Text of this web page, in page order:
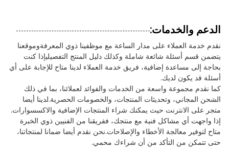
الدعم والخدمات:
نقدم خدمة العملاء على مدار الساعة مع موظفينا ذوي المعرفةوموقعنا
يتضمن قسم أسئلة شائعة شاملة وكذلك دليل المنتج التفصيليإذا كنت
بحاجة إلى مساعدة إضافية، فريق خدمة العملاء لدينا متاح للإجابة على أي
أسئلة قد يكون لديك.
كما نقدم مجموعة واسعة من الخدمات والفوائد لعملائنا، بما في ذلك
الشحن المجاني، وتحديثات المنتجات، والخصومات الحصرية.لدينا أيضا
متجر على الانترنت حيث يمكنك شراء المنتجات الإضافية والاكسسوارات.
إذا واجهت أي مشاكل فنية مع منتجك، ففريقنا من الفنيين ذوي الخبرة
متاح لتوفير معالجة الأخطاء والإصلاحات.نحن نقدم أيضا ضمانا لمنتجاتنا،
حتى تتمكن من التأكد من أن شراءك محمي.